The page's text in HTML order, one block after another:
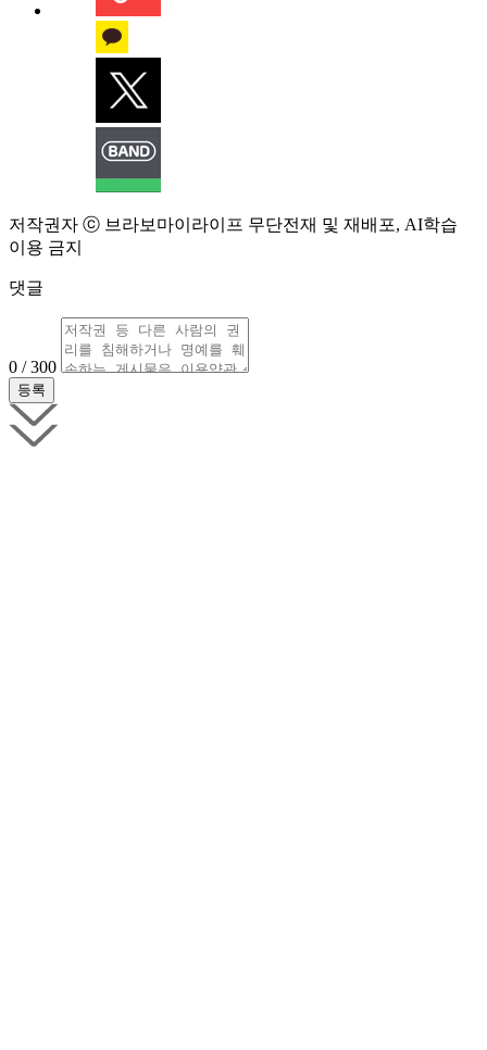
저작권자 ⓒ 브라보마이라이프 무단전재 및 재배포, AI학습
이용 금지
댓글
0 / 300